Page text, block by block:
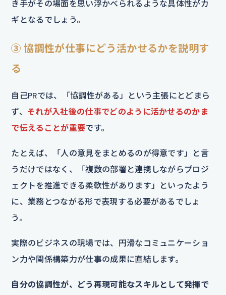
き手がその場面を思い浮かべられるような具体性がカ
ギとなるでしょう。
③ 協調性が仕事にどう活かせるかを説明す
る
自己PRでは、「協調性がある」という主張にとどまら
ず、 それが入社後の仕事でどのように活かせるのかま
で伝えることが重要です。
たとえば、「人の意見をまとめるのが得意です」と言
うだけではなく、「複数の部署と連携しながらプロジ
ェクトを推進できる柔軟性があります」といったよう
に、業務とつながる形で表現する必要があるでしょ
う。
実際のビジネスの現場では、円滑なコミュニケーショ
ン力や関係構築力が仕事の成果に直結します。
自分の協調性が、どう再現可能なスキルとして発揮で